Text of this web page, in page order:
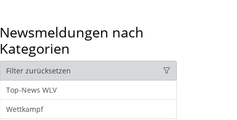
Newsmeldungen nach
Kategorien
Filter zurücksetzen
Top-News WLV
Wettkampf